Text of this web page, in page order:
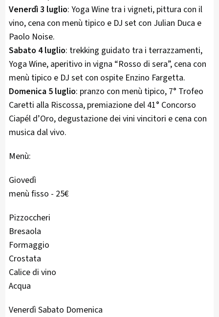
Venerdì 3 luglio: Yoga Wine tra i vigneti, pittura con il
vino, cena con menù tipico e DJ set con Julian Duca e
Paolo Noise.
Sabato 4 luglio: trekking guidato tra i terrazzamenti,
Yoga Wine, aperitivo in vigna “Rosso di sera”, cena con
menù tipico e DJ set con ospite Enzino Fargetta.
Domenica 5 luglio: pranzo con menù tipico, 7° Trofeo
Caretti alla Riscossa, premiazione del 41° Concorso
Ciapél d’Oro, degustazione dei vini vincitori e cena con
musica dal vivo.
Menù:
Giovedì
menù fisso - 25€
Pizzoccheri
Bresaola
Formaggio
Crostata
Calice di vino
Acqua
Venerdì Sabato Domenica